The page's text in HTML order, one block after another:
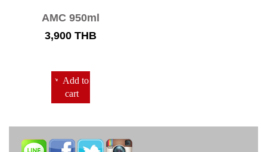
AMC 950ml
3,900 THB
Add to
cart